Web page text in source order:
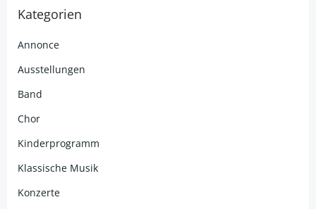
Kategorien
Annonce
Ausstellungen
Band
Chor
Kinderprogramm
Klassische Musik
Konzerte